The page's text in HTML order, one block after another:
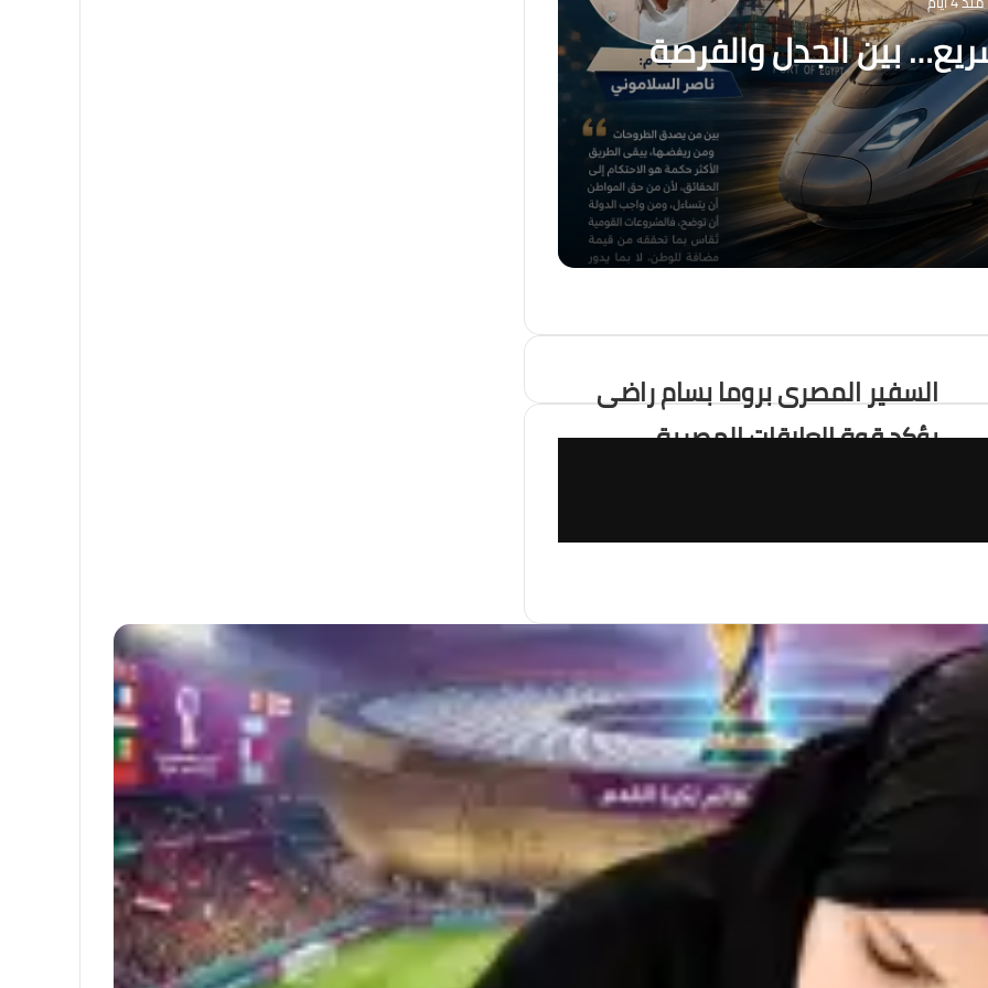
بين الجدل والفرصة
المنتدى الدولي للصحافة والإعلام يوقع بروتوكول تعاون مع الاتحاد العربي للصحفيين والإعلاميين والمثقفين العرب لتعزيز الشراكة الإعلامية والثقافية
السفير المصرى بروما بسام راضى
يؤكد قوة العلاقات المصرية